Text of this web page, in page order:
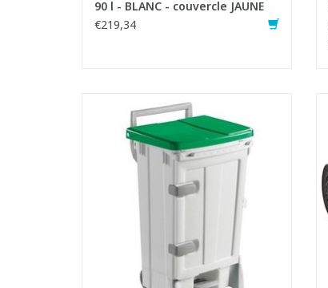
90 l - BLANC - couvercle JAUNE
€219,34
Poubelle mobile à pédale avec porte-sac
et frein de couvercle
- Avec porte frontale pour faciliter le
retrait des sacs à déchets
- Facilement lavable
- Capacité : 90 litres
- LxLxH : 51 x 50 x 93 cm